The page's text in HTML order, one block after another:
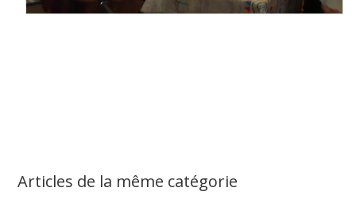
Articles de la même catégorie